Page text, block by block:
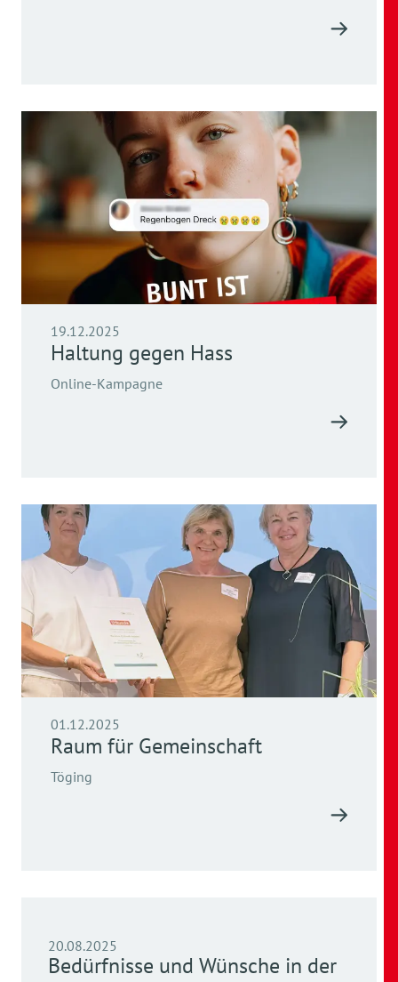
19.12.2025
Haltung gegen Hass
Online-Kampagne
01.12.2025
Raum für Gemeinschaft
Töging
20.08.2025
Bedürfnisse und Wünsche in der